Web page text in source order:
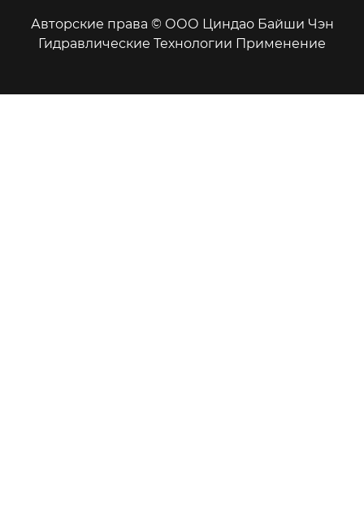
Авторские права © ООО Циндао Байши Чэн
Гидравлические Технологии Применение